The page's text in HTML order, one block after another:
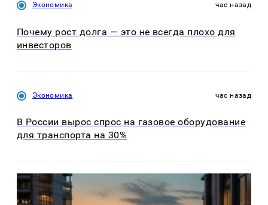
Экономика час назад
Почему рост долга — это не всегда плохо для
инвесторов
Экономика час назад
В России вырос спрос на газовое оборудование
для транспорта на 30%